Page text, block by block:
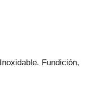
Fundición,